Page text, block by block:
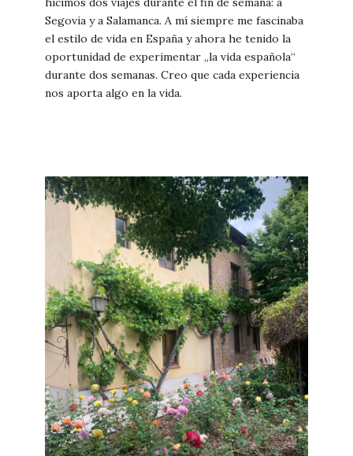
Segovia y a Salamanca. A mí siempre me fascinaba
el estilo de vida en España y ahora he tenido la
oportunidad de experimentar „la vida española“
durante dos semanas. Creo que cada experiencia
nos aporta algo en la vida.